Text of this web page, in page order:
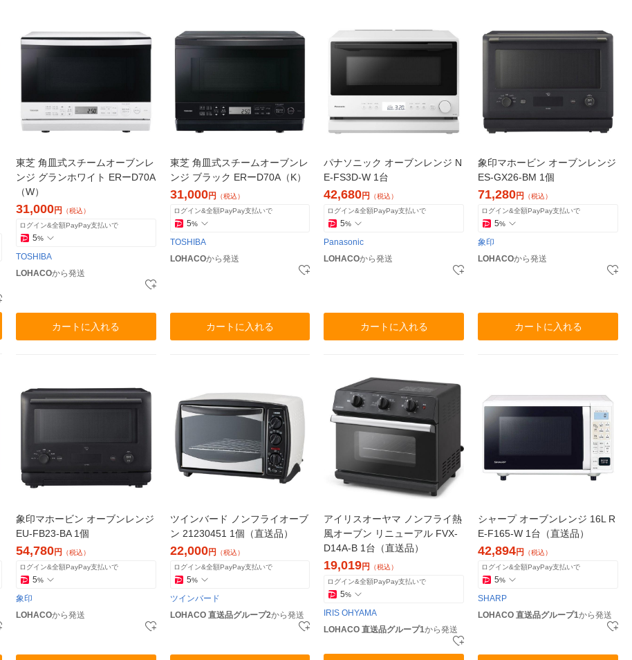
東芝 角皿式スチームオーブンレ
ンジ グランホワイト ERーD70A
（W）
31,000円
（税込）
ログイン&全額PayPay支払いで
5%
TOSHIBA
LOHACOから発送
カートに入れる
東芝 角皿式スチームオーブンレ
ンジ ブラック ERーD70A（K）
31,000円
（税込）
ログイン&全額PayPay支払いで
5%
TOSHIBA
LOHACOから発送
カートに入れる
パナソニック オーブンレンジ N
E-FS3D-W 1台
42,680円
（税込）
ログイン&全額PayPay支払いで
5%
Panasonic
LOHACOから発送
カートに入れる
象印マホービン オーブンレンジ
ES-GX26-BM 1個
71,280円
（税込）
ログイン&全額PayPay支払いで
5%
象印
LOHACOから発送
カートに入れる
象印マホービン オーブンレンジ
EU-FB23-BA 1個
54,780円
（税込）
ログイン&全額PayPay支払いで
5%
象印
LOHACOから発送
ツインバード ノンフライオーブ
ン 21230451 1個（直送品）
22,000円
（税込）
ログイン&全額PayPay支払いで
5%
ツインバード
LOHACO 直送品グループ2から発送
アイリスオーヤマ ノンフライ熱
風オーブン リニューアル FVX-
D14A-B 1台（直送品）
19,019円
（税込）
ログイン&全額PayPay支払いで
5%
IRIS OHYAMA
LOHACO 直送品グループ1から発送
シャープ オーブンレンジ 16L R
E-F165-W 1台（直送品）
42,894円
（税込）
ログイン&全額PayPay支払いで
5%
SHARP
LOHACO 直送品グループ1から発送